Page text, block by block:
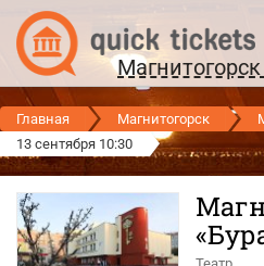
Магнитогорск
Главная Магнитогорск
13 сентября 10:30